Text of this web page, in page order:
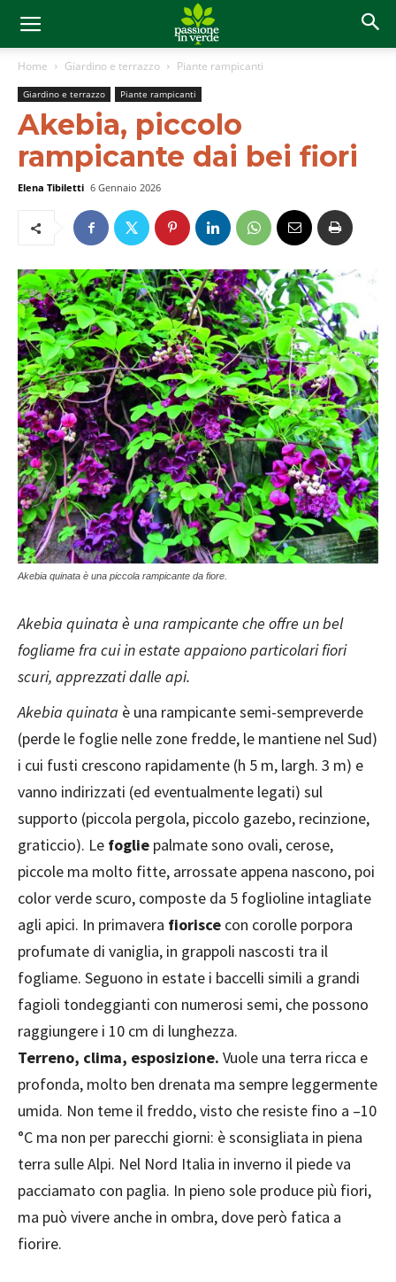
Home Giardino e terrazzo Piante rampicanti
Giardino e terrazzo Piante rampicanti
Akebia, piccolo
rampicante dai bei fiori
Elena Tibiletti 6 Gennaio 2026
Akebia quinata è una piccola rampicante da fiore.
Akebia quinata è una rampicante che offre un bel
fogliame fra cui in estate appaiono particolari fiori
scuri, apprezzati dalle api.
Akebia quinata è una rampicante semi-sempreverde
(perde le foglie nelle zone fredde, le mantiene nel Sud)
i cui fusti crescono rapidamente (h 5 m, largh. 3 m) e
vanno indirizzati (ed eventualmente legati) sul
supporto (piccola pergola, piccolo gazebo, recinzione,
graticcio). Le foglie palmate sono ovali, cerose,
piccole ma molto fitte, arrossate appena nascono, poi
color verde scuro, composte da 5 foglioline intagliate
agli apici. In primavera fiorisce con corolle porpora
profumate di vaniglia, in grappoli nascosti tra il
fogliame. Seguono in estate i baccelli simili a grandi
fagioli tondeggianti con numerosi semi, che possono
raggiungere i 10 cm di lunghezza.
Terreno, clima, esposizione. Vuole una terra ricca e
profonda, molto ben drenata ma sempre leggermente
umida. Non teme il freddo, visto che resiste fino a –10
°C ma non per parecchi giorni: è sconsigliata in piena
terra sulle Alpi. Nel Nord Italia in inverno il piede va
pacciamato con paglia. In pieno sole produce più fiori,
ma può vivere anche in ombra, dove però fatica a
fiorire.